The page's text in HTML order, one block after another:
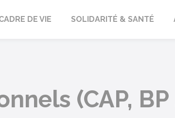
DE VIE SOLIDARITÉ & SANTÉ
(CAP, BP